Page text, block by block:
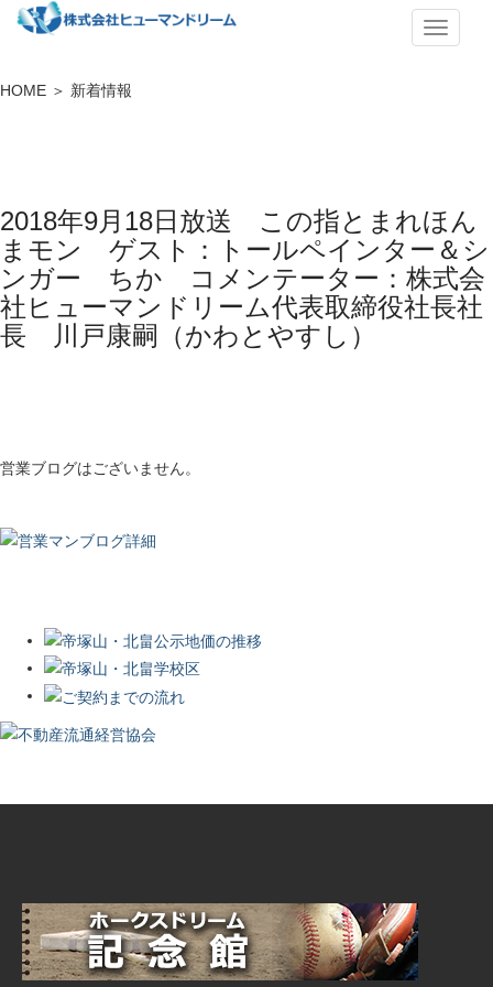
メ
HOME ＞ 新着情報
2018年9月18日放送 この指とまれほん
まモン ゲスト：トールペインター＆シ
ンガー ちか コメンテーター：株式会
社ヒューマンドリーム代表取締役社長社
長 川戸康嗣（かわとやすし）
営業ブログはございません。